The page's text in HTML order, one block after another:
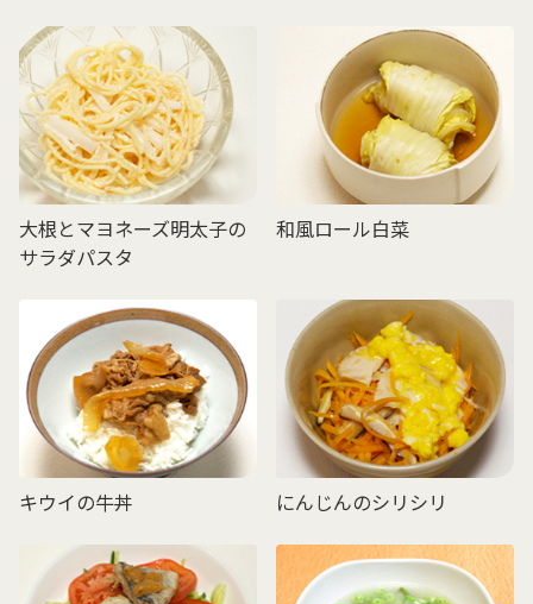
大根とマヨネーズ明太子の
サラダパスタ
和風ロール白菜
キウイの牛丼 にんじんのシリシリ